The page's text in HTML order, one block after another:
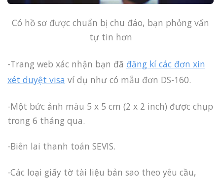
Có hồ sơ được chuẩn bị chu đáo, bạn phỏng vấn
tự tin hơn
-Trang web xác nhận bạn đã đăng kí các đơn xin
xét duyệt visa ví dụ như có mẫu đơn DS-160.
-Một bức ảnh màu 5 x 5 cm (2 x 2 inch) được chụp
trong 6 tháng qua.
-Biên lai thanh toán SEVIS.
-Các loại giấy tờ tài liệu bản sao theo yêu cầu,